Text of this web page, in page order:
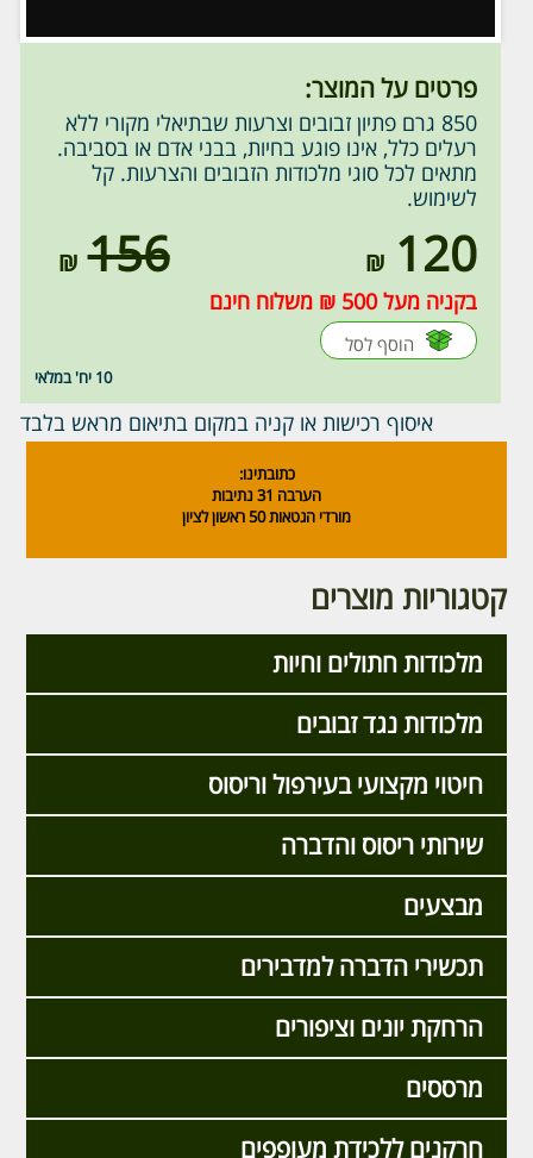
פרטים על המוצר:
850 גרם פתיון זבובים וצרעות שבתיאלי מקורי ללא
רעלים כלל, אינו פוגע בחיות, בבני אדם או בסביבה.
מתאים לכל סוגי מלכודות הזבובים והצרעות. קל
לשימוש.
156 120
הוסף לסל
בקניה מעל 500 ₪ משלוח חינם
10 יח' במלאי
איסוף רכישות או קניה במקום בתיאום מראש בלבד
כתובתינו:
הערבה 31 נתיבות
מורדי הגטאות 50 ראשון לציון
קטגוריות מוצרים
מלכודות חתולים וחיות
מלכודות נגד זבובים
חיטוי מקצועי בעירפול וריסוס
שירותי ריסוס והדברה
מבצעים
תכשירי הדברה למדבירים
הרחקת יונים וציפורים
מרססים
חרקנים ללכידת מעופפים